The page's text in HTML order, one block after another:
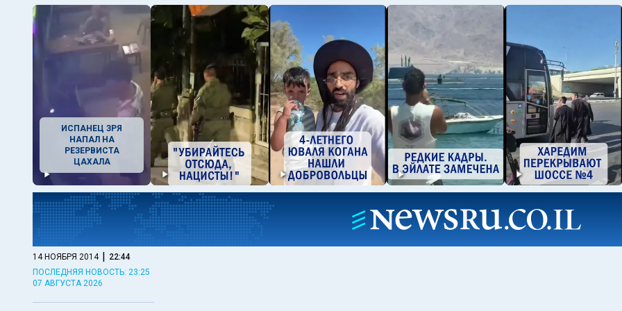
ИСПАНЕЦ ЗРЯ
НАПАЛ НА
РЕЗЕРВИСТА
ЦАХАЛА
14 НОЯБРЯ 2014 | 22:44
ПОСЛЕДНЯЯ НОВОСТЬ: 23:25
07 АВГУСТА 2026